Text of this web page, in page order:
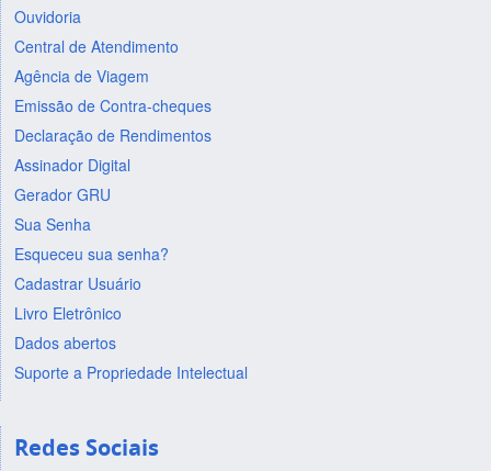
Ouvidoria
Central de Atendimento
Agência de Viagem
Emissão de Contra-cheques
Declaração de Rendimentos
Assinador Digital
Gerador GRU
Sua Senha
Esqueceu sua senha?
Cadastrar Usuário
Livro Eletrônico
Dados abertos
Suporte a Propriedade Intelectual
Redes Sociais